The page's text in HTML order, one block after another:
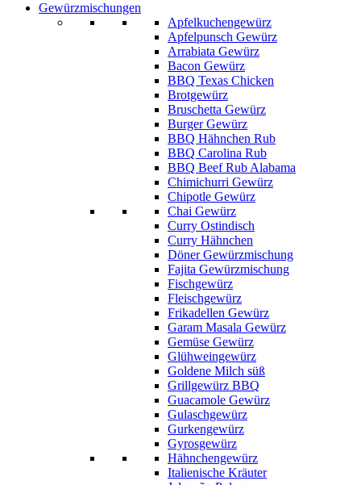
Gewürzmischungen
Apfelkuchengewürz
Apfelpunsch Gewürz
Arrabiata Gewürz
Bacon Gewürz
BBQ Texas Chicken
Brotgewürz
Bruschetta Gewürz
Burger Gewürz
BBQ Hähnchen Rub
BBQ Carolina Rub
BBQ Beef Rub Alabama
Chimichurri Gewürz
Chipotle Gewürz
Chai Gewürz
Curry Ostindisch
Curry Hähnchen
Döner Gewürzmischung
Fajita Gewürzmischung
Fischgewürz
Fleischgewürz
Frikadellen Gewürz
Garam Masala Gewürz
Gemüse Gewürz
Glühweingewürz
Goldene Milch süß
Grillgewürz BBQ
Guacamole Gewürz
Gulaschgewürz
Gurkengewürz
Gyrosgewürz
Hähnchengewürz
Italienische Kräuter